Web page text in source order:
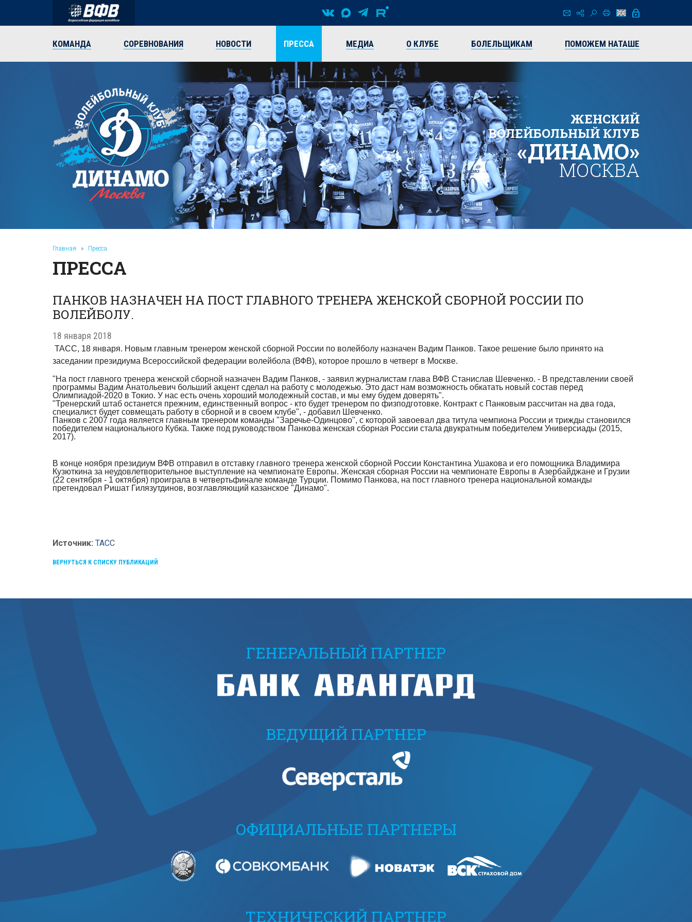
КОМАНДА СОРЕВНОВАНИЯ НОВОСТИ ПРЕССА МЕДИА О КЛУБЕ БОЛЕЛЬЩИКАМ ПОМОЖЕМ НАТАШЕ
ЖЕНСКИЙ
ВОЛЕЙБОЛЬНЫЙ КЛУБ
«ДИНАМО»
МОСКВА
Главная » Пресса
ПРЕССА
ПАНКОВ НАЗНАЧЕН НА ПОСТ ГЛАВНОГО ТРЕНЕРА ЖЕНСКОЙ СБОРНОЙ РОССИИ ПО
ВОЛЕЙБОЛУ.
18 января 2018
ТАСС, 18 января. Новым главным тренером женской сборной России по волейболу назначен Вадим Панков. Такое решение было принято на
заседании президиума Всероссийской федерации волейбола (ВФВ), которое прошло в четверг в Москве.
"На пост главного тренера женской сборной назначен Вадим Панков, - заявил журналистам глава ВФВ Станислав Шевченко. - В представлении своей
программы Вадим Анатольевич больший акцент сделал на работу с молодежью. Это даст нам возможность обкатать новый состав перед
Олимпиадой-2020 в Токио. У нас есть очень хороший молодежный состав, и мы ему будем доверять".
"Тренерский штаб останется прежним, единственный вопрос - кто будет тренером по физподготовке. Контракт с Панковым рассчитан на два года,
специалист будет совмещать работу в сборной и в своем клубе", - добавил Шевченко.
Панков с 2007 года является главным тренером команды "Заречье-Одинцово", с которой завоевал два титула чемпиона России и трижды становился
победителем национального Кубка. Также под руководством Панкова женская сборная России стала двукратным победителем Универсиады (2015,
2017).
В конце ноября президиум ВФВ отправил в отставку главного тренера женской сборной России Константина Ушакова и его помощника Владимира
Кузюткина за неудовлетворительное выступление на чемпионате Европы. Женская сборная России на чемпионате Европы в Азербайджане и Грузии
(22 сентября - 1 октября) проиграла в четвертьфинале команде Турции. Помимо Панкова, на пост главного тренера национальной команды
претендовал Ришат Гилязутдинов, возглавляющий казанское "Динамо".
Источник: ТАСС
ВЕРНУТЬСЯ К СПИСКУ ПУБЛИКАЦИЙ
ГЕНЕРАЛЬНЫЙ ПАРТНЕР
ВЕДУЩИЙ ПАРТНЕР
ОФИЦИАЛЬНЫЕ ПАРТНЕРЫ
ТЕХНИЧЕСКИЙ ПАРТНЕР